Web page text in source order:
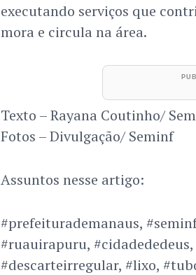
executando serviços que
mora e circula na área.
Texto – Rayana Coutinho/
Fotos – Divulgação/ Seminf
Assuntos nesse artigo:
#prefeiturademanaus,
#ruauirapuru,
#descarteirregular, #lixo,